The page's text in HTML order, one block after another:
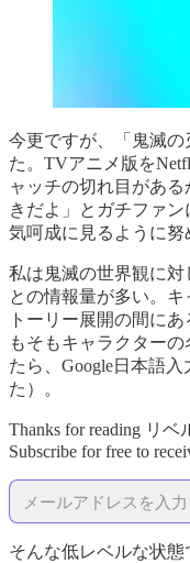
今更ですが、「鬼滅
た。TVアニメ版を
ャッチの切れ目があ
きだよ」とガチファ
気呵成に見るように努
私は鬼滅の世界観に
との情報量が多い。
トーリー展開の間に
もそもキャラクター
たら、Google日本語
た）。
Thanks for reading リ
Subscribe for free to
そんな低レベルな状